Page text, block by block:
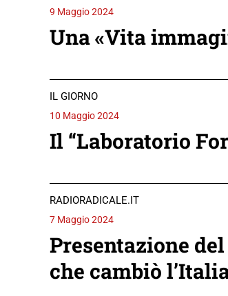
9 Maggio 2024
Una «Vita
IL GIORNO
10 Maggio 2024
Il “Laboratorio
RADIORADICALE.IT
7 Maggio 2024
Presentazione
che cambiò